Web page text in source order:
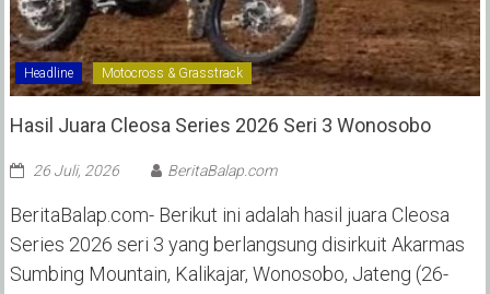
Headline Motocross & Grasstrack
Hasil Juara Cleosa Series 2026 Seri 3 Wonosobo ‎
26 Juli, 2026 BeritaBalap.com
BeritaBalap.com- Berikut ini adalah hasil juara Cleosa
Series 2026 seri 3 yang berlangsung disirkuit Akarmas
Sumbing Mountain, Kalikajar, Wonosobo, Jateng (26-